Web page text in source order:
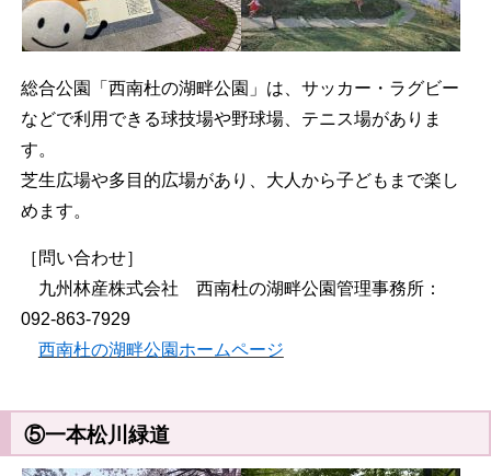
総合公園「西南杜の湖畔公園」は、サッカー・ラグビー
などで利用できる球技場や野球場、テニス場がありま
す。
芝生広場や多目的広場があり、大人から子どもまで楽し
めます。
［問い合わせ］
九州林産株式会社 西南杜の湖畔公園管理事務所：
092-863-7929
西南杜の湖畔公園ホームページ
⑤一本松川緑道